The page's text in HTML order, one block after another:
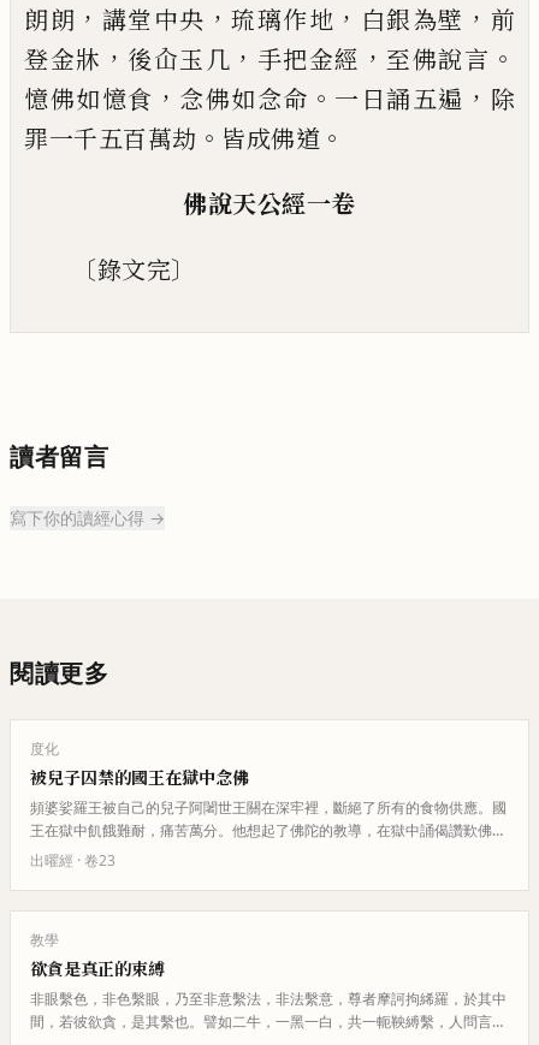
朗朗 ， 講堂中央 ，琉璃作地 ， 白銀為壁 ， 前
登金牀 ， 後屳玉几 ， 手把金經 ， 至佛說言 。
憶佛如憶食 ， 念佛如念命 。 一日誦五遍 ， 除
罪一千五百萬劫 。 皆成佛道 。
佛說天公經一卷
〔錄文完〕
讀者留言
寫下你的讀經心得 →
閱讀更多
度化
被兒子囚禁的國王在獄中念佛
頻婆娑羅王被自己的兒子阿闍世王關在深牢裡，斷絕了所有的食物供應。國
王在獄中飢餓難耐，痛苦萬分。他想起了佛陀的教導，在獄中誦偈讚歎佛法
的殊勝，說佛陀的教法流布無邊…
出曜經 · 卷23
教學
欲貪是真正的束縛
非眼繫色，非色繫眼，乃至非意繫法，非法繫意，尊者摩訶拘絺羅，於其中
間，若彼欲貪，是其繫也。譬如二牛，一黑一白，共一軛鞅縛繫，人問言：